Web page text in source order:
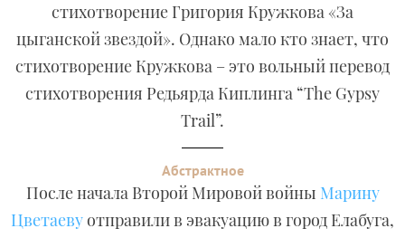
стихотворение Григория Кружкова «За
цыганской звездой». Однако мало кто знает, что
стихотворение Кружкова – это вольный перевод
стихотворения Редьярда Киплинга “The Gypsy
Trail”.
Абстрактное
После начала Второй Мировой войны Марину
Цветаевуотправили в эвакуацию в город Елабуга,